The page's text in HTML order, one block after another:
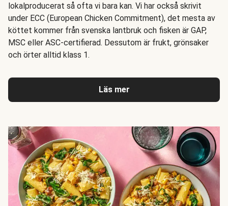
lokalproducerat så ofta vi bara kan. Vi har också skrivit
under ECC (European Chicken Commitment), det mesta av
köttet kommer från svenska lantbruk och fisken är GAP,
MSC eller ASC-certifierad. Dessutom är frukt, grönsaker
och örter alltid klass 1.
Läs mer